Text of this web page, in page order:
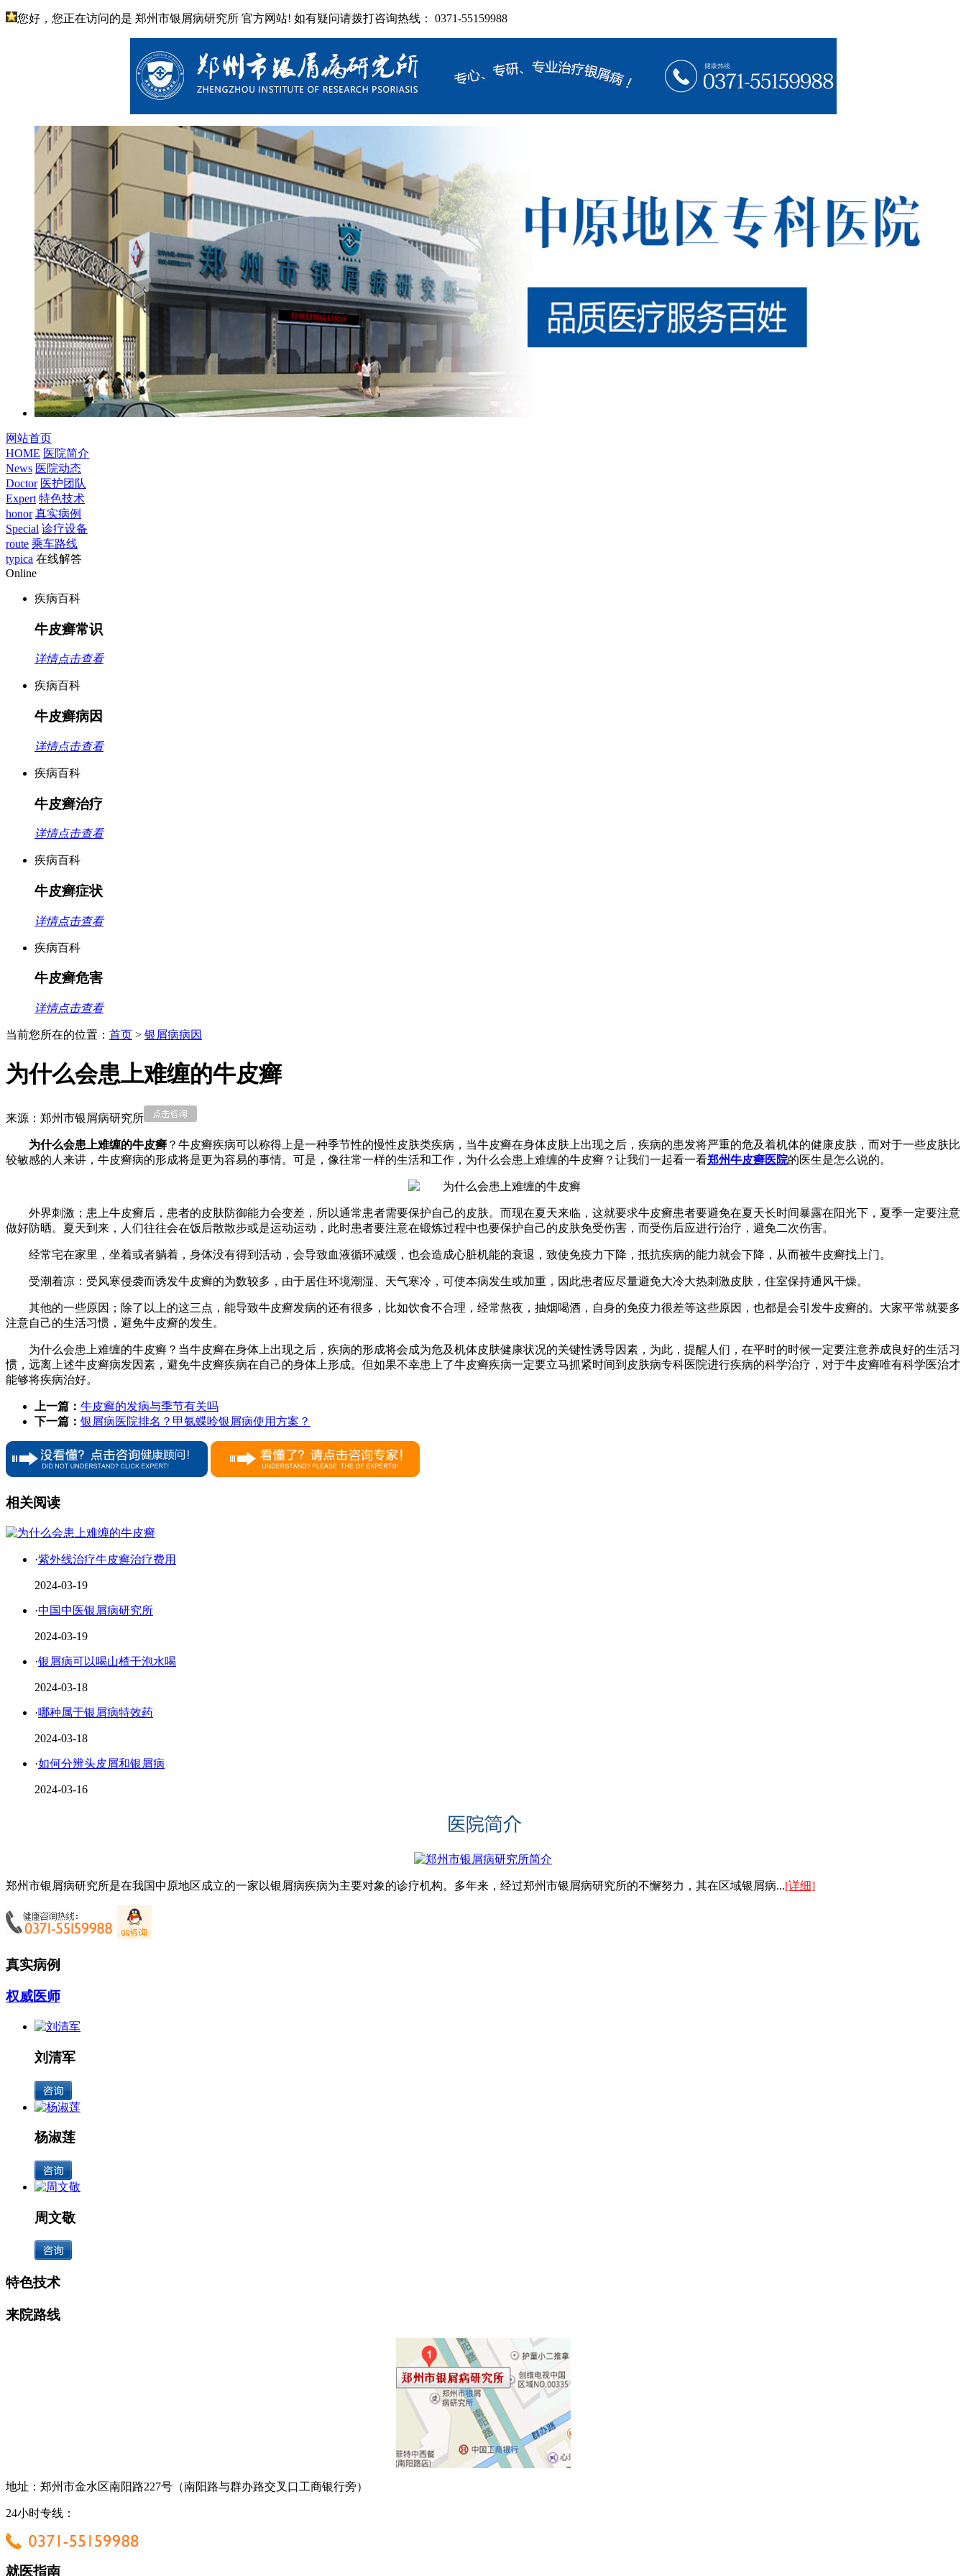
您好，您正在访问的是 郑州市银屑病研究所 官方网站! 如有疑问请拨打咨询热线： 0371-55159988
网站首页
HOME 医院简介
News 医院动态
Doctor 医护团队
Expert 特色技术
honor 真实病例
Special 诊疗设备
route 乘车路线
typica 在线解答
Online
疾病百科
牛皮癣常识
详情点击查看
疾病百科
牛皮癣病因
详情点击查看
疾病百科
牛皮癣治疗
详情点击查看
疾病百科
牛皮癣症状
详情点击查看
疾病百科
牛皮癣危害
详情点击查看
当前您所在的位置： 首页 > 银屑病病因
为什么会患上难缠的牛皮癣
来源：郑州市银屑病研究所
为什么会患上难缠的牛皮癣 ？牛皮癣疾病可以称得上是一种季节性的慢性皮肤类疾病，当牛皮癣在身体皮肤上出现之后，疾病的患发将严重的危及着机体的健康皮肤，而对于一些皮肤比
较敏感的人来讲，牛皮癣病的形成将是更为容易的事情。可是，像往常一样的生活和工作，为什么会患上难缠的牛皮癣？让我们一起看一看郑州牛皮癣医院的医生是怎么说的。
外界刺激；患上牛皮癣后，患者的皮肤防御能力会变差，所以通常患者需要保护自己的皮肤。而现在夏天来临，这就要求牛皮癣患者要避免在夏天长时间暴露在阳光下，夏季一定要注意
做好防晒。夏天到来，人们往往会在饭后散散步或是运动运动，此时患者要注意在锻炼过程中也要保护自己的皮肤免受伤害，而受伤后应进行治疗，避免二次伤害。
经常宅在家里，坐着或者躺着，身体没有得到活动，会导致血液循环减缓，也会造成心脏机能的衰退，致使免疫力下降，抵抗疾病的能力就会下降，从而被牛皮癣找上门。
受潮着凉：受风寒侵袭而诱发牛皮癣的为数较多，由于居住环境潮湿、天气寒冷，可使本病发生或加重，因此患者应尽量避免大冷大热刺激皮肤，住室保持通风干燥。
其他的一些原因；除了以上的这三点，能导致牛皮癣发病的还有很多，比如饮食不合理，经常熬夜，抽烟喝酒，自身的免疫力很差等这些原因，也都是会引发牛皮癣的。大家平常就要多
注意自己的生活习惯，避免牛皮癣的发生。
为什么会患上难缠的牛皮癣？当牛皮癣在身体上出现之后，疾病的形成将会成为危及机体皮肤健康状况的关键性诱导因素，为此，提醒人们，在平时的时候一定要注意养成良好的生活习
惯，远离上述牛皮癣病发因素，避免牛皮癣疾病在自己的身体上形成。但如果不幸患上了牛皮癣疾病一定要立马抓紧时间到皮肤病专科医院进行疾病的科学治疗，对于牛皮癣唯有科学医治才
能够将疾病治好。
上一篇： 牛皮癣的发病与季节有关吗
下一篇： 银屑病医院排名？甲氨蝶呤银屑病使用方案？
相关阅读
·紫外线治疗牛皮癣治疗费用
2024-03-19
·中国中医银屑病研究所
2024-03-19
·银屑病可以喝山楂干泡水喝
2024-03-18
·哪种属于银屑病特效药
2024-03-18
·如何分辨头皮屑和银屑病
2024-03-16
郑州市银屑病研究所是在我国中原地区成立的一家以银屑病疾病为主要对象的诊疗机构。多年来，经过郑州市银屑病研究所的不懈努力，其在区域银屑病...[详细]
真实病例
权威医师
刘清军
杨淑莲
周文敬
特色技术
来院路线
地址：郑州市金水区南阳路227号（南阳路与群办路交叉口工商银行旁）
24小时专线：
就医指南